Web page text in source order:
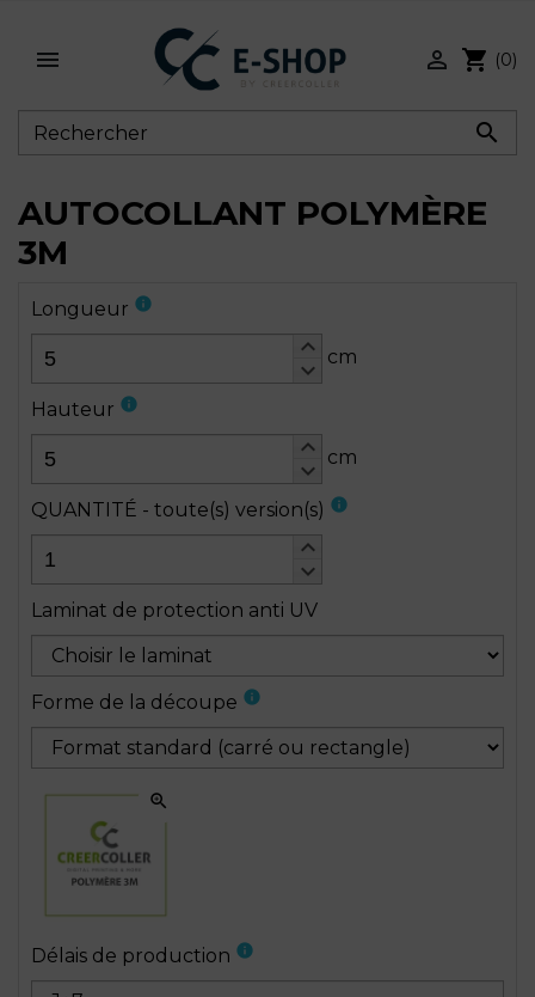


 shopping_cart (0)
AUTOCOLLANT POLYMÈRE
3M
Longueur info
keyboard_arrow_up
keyboard_arrow_down cm
Hauteur info
keyboard_arrow_up
keyboard_arrow_down cm
QUANTITÉ - toute(s) version(s) info
keyboard_arrow_up
keyboard_arrow_down
Laminat de protection anti UV
Forme de la découpe info
zoom_in
Délais de production info